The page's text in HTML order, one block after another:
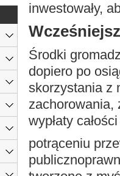
inwestowały,
Środki
dopiero po
skorzystania z
zachorowania,
wypłaty
potrąceniu